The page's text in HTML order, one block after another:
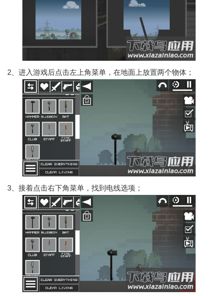
2、进入游戏后点击左上角菜单，在地面上放置两个物体；
3、接着点击右下角菜单，找到电线选项；